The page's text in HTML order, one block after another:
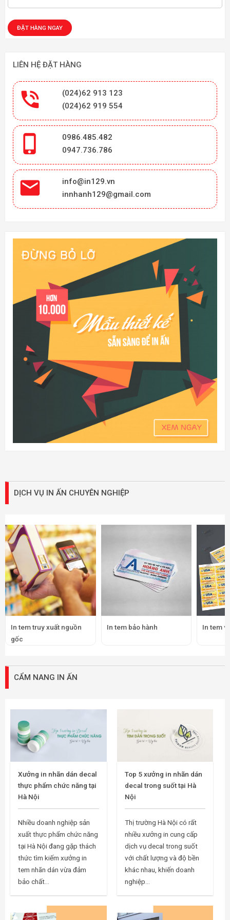
LIÊN HỆ ĐẶT HÀNG

(024)62 913 123
(024)62 919 554

0986.485.482
0947.736.786

info@in129.vn
innhanh129@gmail.com
DỊCH VỤ IN ẤN CHUYÊN NGHIỆP
In tem truy xuất nguồn
gốc
In tem bảo hành In tem
CẨM NANG IN ẤN
Xưởng in nhãn dán decal
thực phẩm chức năng tại
Hà Nội
Nhiều doanh nghiệp sản
xuất thực phẩm chức năng
tại Hà Nội đang gặp thách
thức tìm kiếm xưởng in
tem nhãn dán vừa đảm
bảo chất...
Top 5 xưởng in nhãn dán
decal trong suốt tại Hà
Nội
Thị trường Hà Nội có rất
nhiều xưởng in cung cấp
dịch vụ decal trong suốt
với chất lượng và độ bền
khác nhau, khiến doanh
nghiệp...